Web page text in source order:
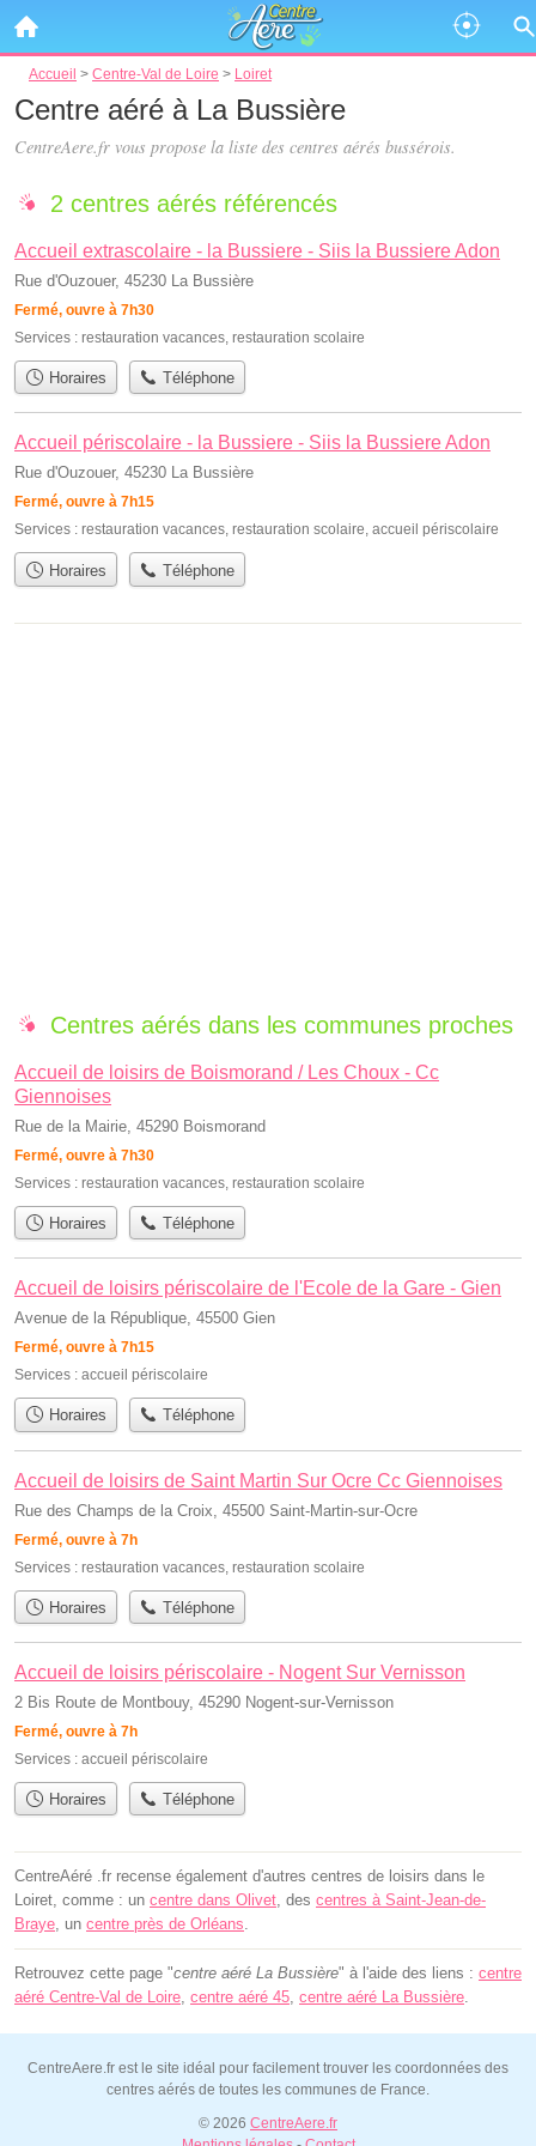
Accueil > Centre-Val de Loire > Loiret
Centre aéré à La Bussière
CentreAere.fr vous propose la liste des centres aérés bussérois.
2 centres aérés référencés
Accueil extrascolaire - la Bussiere - Siis la Bussiere Adon
Rue d'Ouzouer, 45230 La Bussière
Fermé, ouvre à 7h30
Services : restauration vacances, restauration scolaire
Horaires Téléphone
Accueil périscolaire - la Bussiere - Siis la Bussiere Adon
Rue d'Ouzouer, 45230 La Bussière
Fermé, ouvre à 7h15
Services : restauration vacances, restauration scolaire, accueil périscolaire
Horaires Téléphone
Centres aérés dans les communes proches
Accueil de loisirs de Boismorand / Les Choux - Cc
Giennoises
Rue de la Mairie, 45290 Boismorand
Fermé, ouvre à 7h30
Services : restauration vacances restauration scolaire
Horaires Téléphone
Accueil de loisirs périscolaire de l'Ecole de la Gare - Gien
Avenue de la République, 45500 Gien
Fermé, ouvre à 7h15
Services : accueil périscolaire
Horaires Téléphone
Accueil de loisirs de Saint Martin Sur Ocre Cc Giennoises
Rue des Champs de la Croix, 45500 Saint-Martin-sur-Ocre
Fermé, ouvre à 7h
Services : restauration vacances restauration scolaire
Horaires Téléphone
Accueil de loisirs périscolaire - Nogent Sur Vernisson
2 Bis Route de Montbouy, 45290 Nogent-sur-Vernisson
Fermé, ouvre à 7h
Services : accueil périscolaire
Horaires Téléphone
CentreAéré .fr recense également d'autres centres de loisirs dans le
Loiret, comme : un centre dans Olivet, des centres à Saint-Jean-de-
Braye, un centre près de Orléans.
Retrouvez cette page "centre aéré La Bussière" à l'aide des liens : centre
aéré Centre-Val de Loire, centre aéré 45, centre aéré La Bussière.
CentreAere.fr est le site idéal pour facilement trouver les coordonnées des
centres aérés de toutes les communes de France.
© 2026 CentreAere.fr